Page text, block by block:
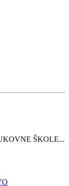
ŠKOLE...